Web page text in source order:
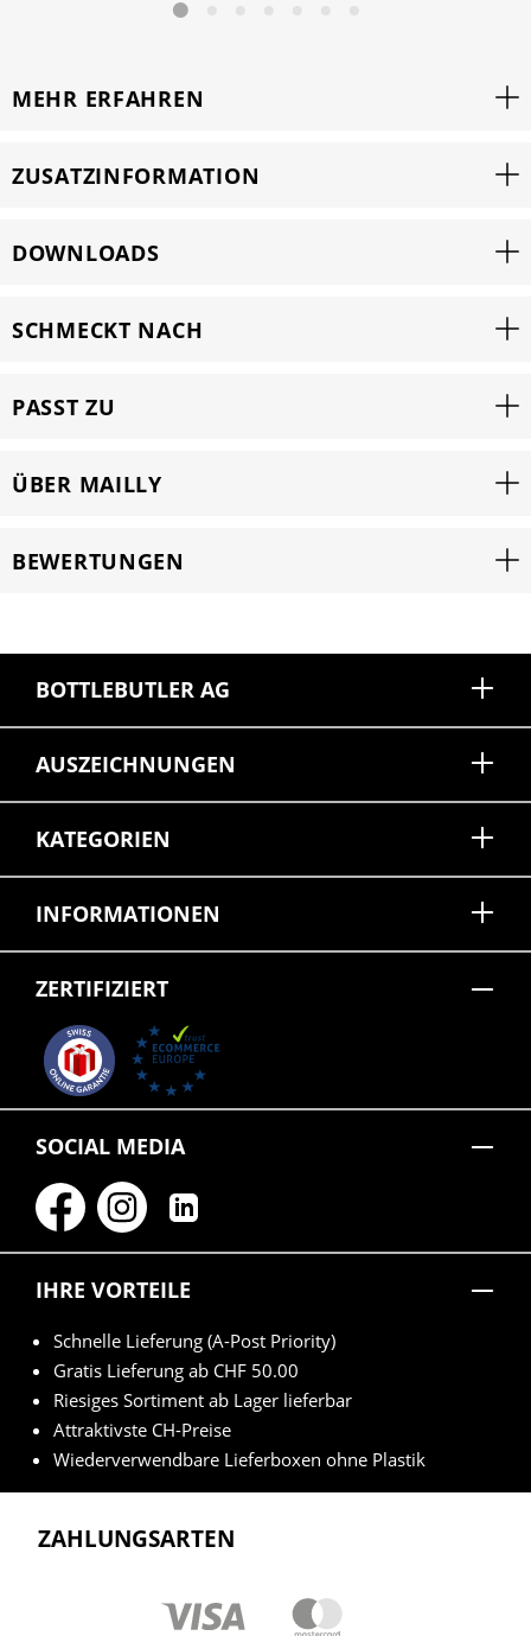
MEHR ERFAHREN
ZUSATZINFORMATION
DOWNLOADS
SCHMECKT NACH
PASST ZU
ÜBER MAILLY
BEWERTUNGEN
BOTTLEBUTLER AG
AUSZEICHNUNGEN
KATEGORIEN
INFORMATIONEN
ZERTIFIZIERT
SOCIAL MEDIA
IHRE VORTEILE
Schnelle Lieferung (A-Post Priority)
Gratis Lieferung ab CHF 50.00
Riesiges Sortiment ab Lager lieferbar
Attraktivste CH-Preise
Wiederverwendbare Lieferboxen ohne Plastik
ZAHLUNGSARTEN